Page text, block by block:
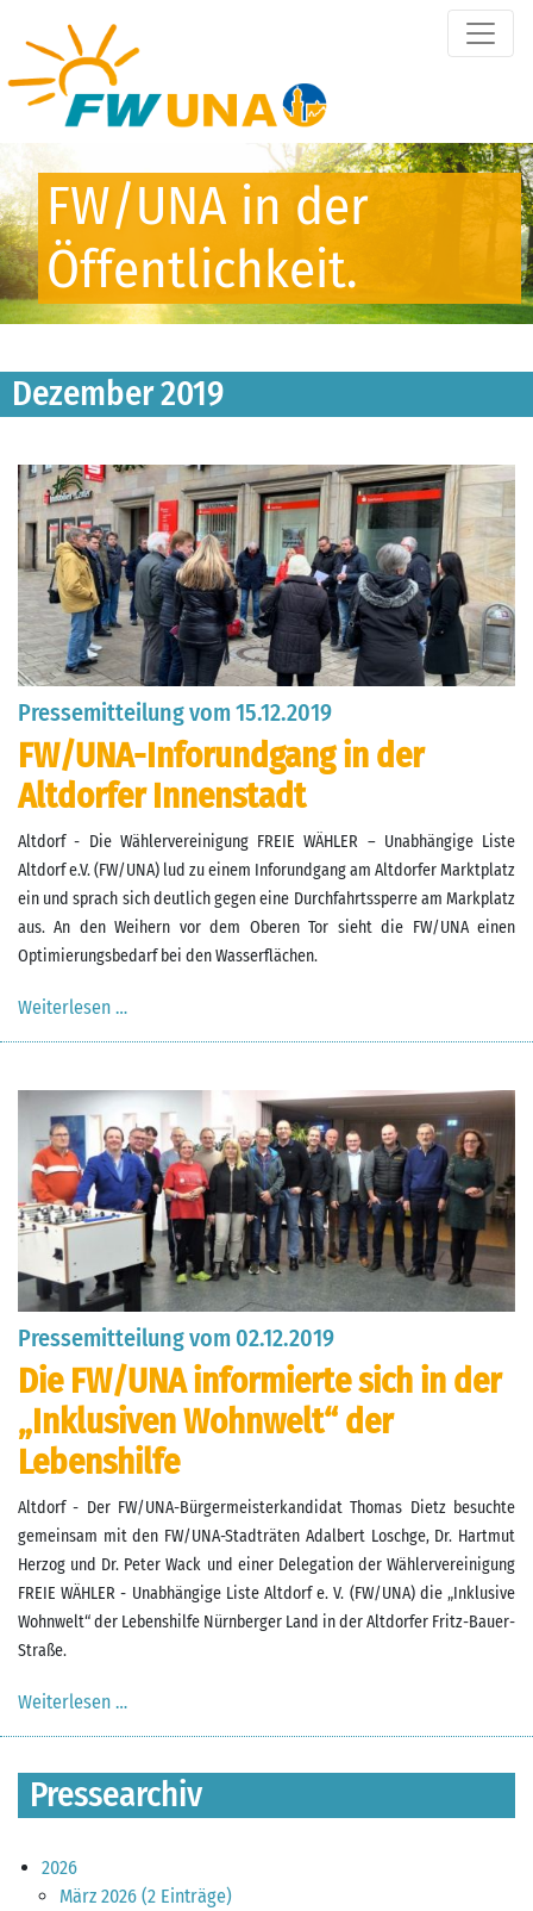
FW/UNA in der
Öffentlichkeit.
Dezember 2019
Pressemitteilung vom 15.12.2019
FW/UNA-Inforundgang in der
Altdorfer Innenstadt
Altdorf - Die Wählervereinigung FREIE WÄHLER – Unabhängige Liste
Altdorf e.V. (FW/UNA) lud zu einem Inforundgang am Altdorfer Marktplatz
ein und sprach sich deutlich gegen eine Durchfahrtssperre am Markplatz
aus. An den Weihern vor dem Oberen Tor sieht die FW/UNA einen
Optimierungsbedarf bei den Wasserflächen.
Weiterlesen …
Pressemitteilung vom 02.12.2019
Die FW/UNA informierte sich in der
„Inklusiven Wohnwelt“ der
Lebenshilfe
Altdorf - Der FW/UNA-Bürgermeisterkandidat Thomas Dietz besuchte
gemeinsam mit den FW/UNA-Stadträten Adalbert Loschge, Dr. Hartmut
Herzog und Dr. Peter Wack und einer Delegation der Wählervereinigung
FREIE WÄHLER - Unabhängige Liste Altdorf e. V. (FW/UNA) die „Inklusive
Wohnwelt“ der Lebenshilfe Nürnberger Land in der Altdorfer Fritz-Bauer-
Straße.
Weiterlesen …
Pressearchiv
2026
März 2026 (2 Einträge)